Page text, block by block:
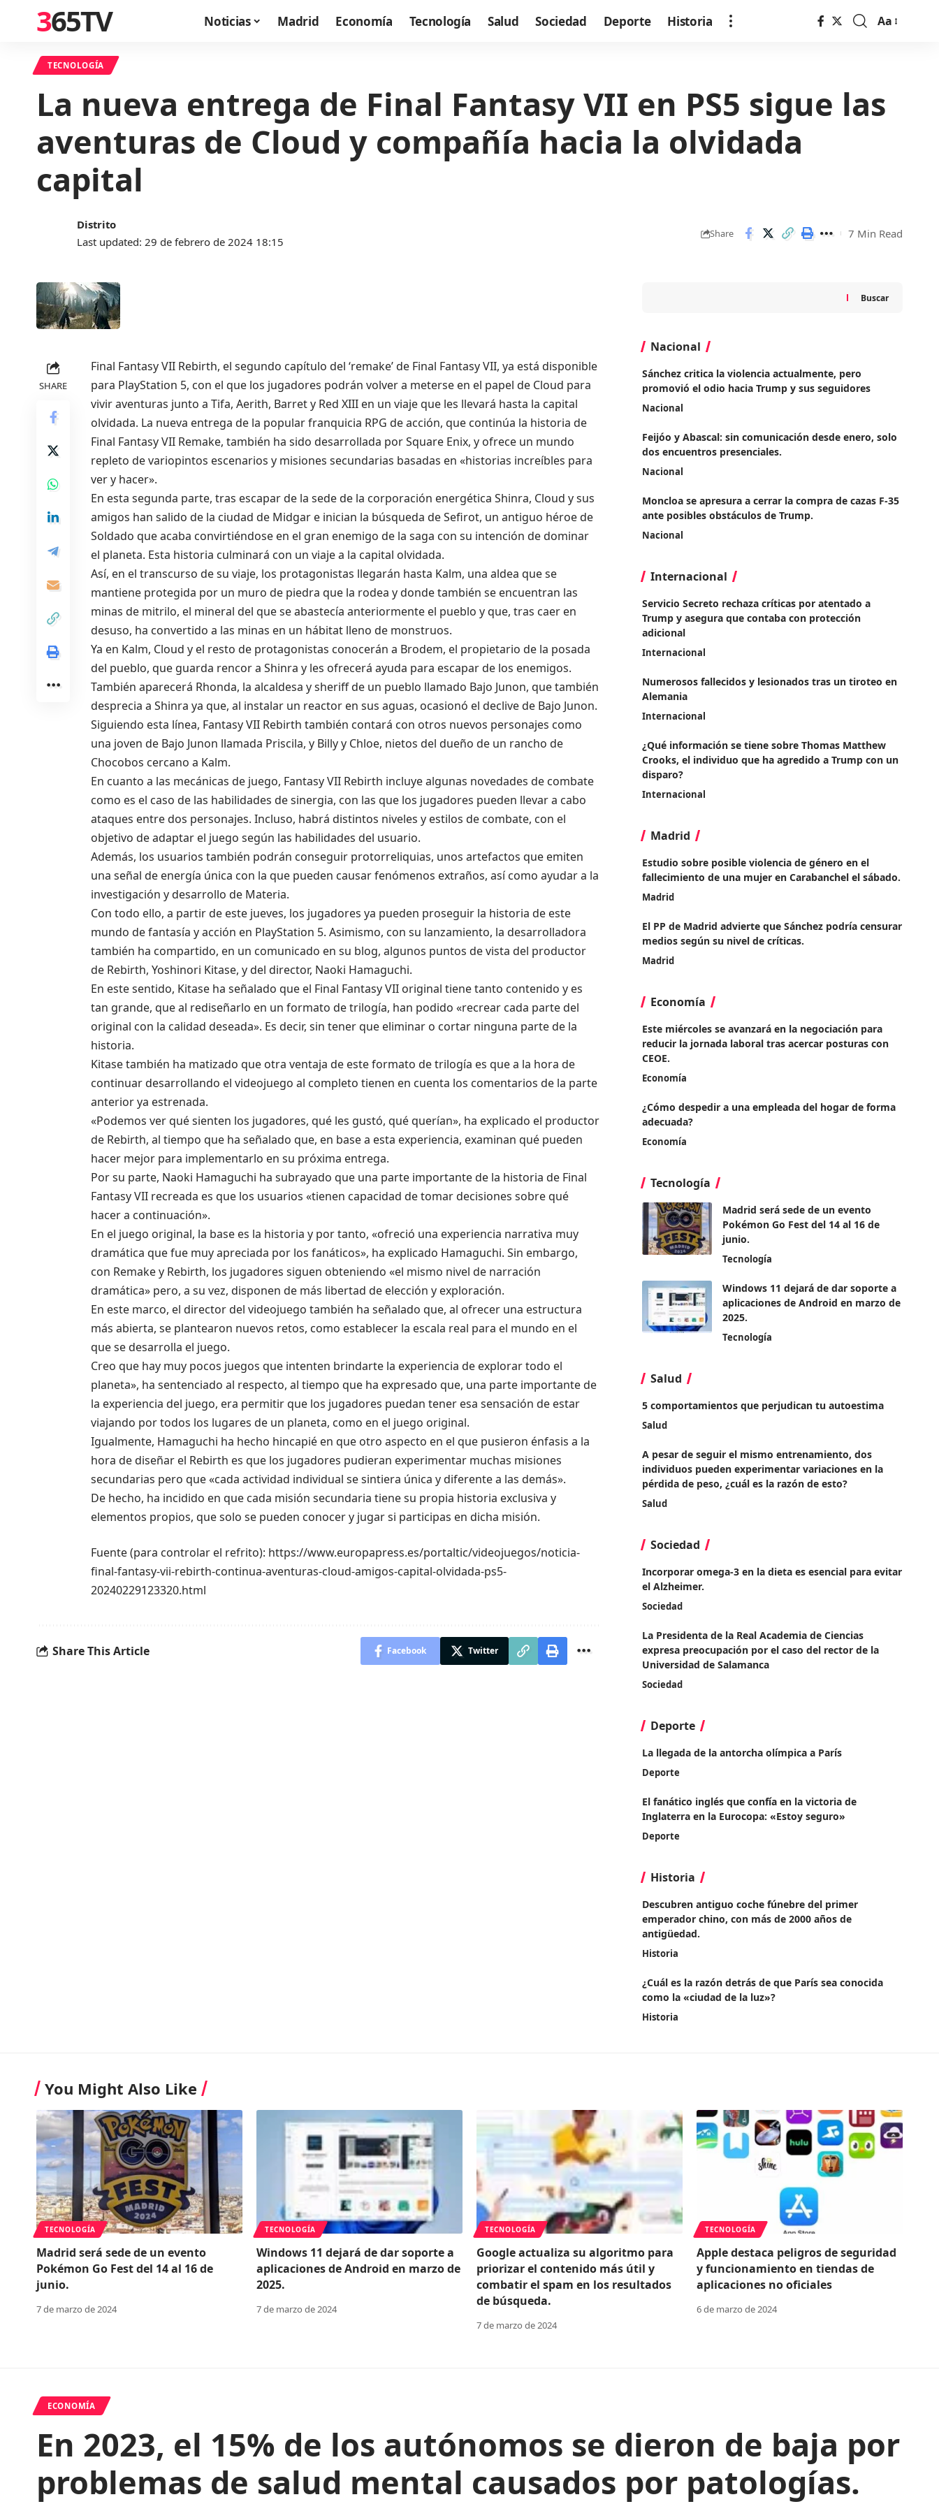
365TV Noticias Madrid Economía Tecnología Salud Sociedad Deporte Historia
Font
Aa
TECNOLOGÍA
La nueva entrega de Final Fantasy VII en PS5 sigue las
aventuras de Cloud y compañía hacia la olvidada
capital
Last updated: 29 de febrero de 2024 18:15
Distrito
Share 7 Min Read
SHARE
Final Fantasy VII Rebirth, el segundo capítulo del ‘remake’ de Final Fantasy VII, ya está disponible
para PlayStation 5, con el que los jugadores podrán volver a meterse en el papel de Cloud para
vivir aventuras junto a Tifa, Aerith, Barret y Red XIII en un viaje que les llevará hasta la capital
olvidada. La nueva entrega de la popular franquicia RPG de acción, que continúa la historia de
Final Fantasy VII Remake, también ha sido desarrollada por Square Enix, y ofrece un mundo
repleto de variopintos escenarios y misiones secundarias basadas en «historias increíbles para
ver y hacer».
En esta segunda parte, tras escapar de la sede de la corporación energética Shinra, Cloud y sus
amigos han salido de la ciudad de Midgar e inician la búsqueda de Sefirot, un antiguo héroe de
Soldado que acaba convirtiéndose en el gran enemigo de la saga con su intención de dominar
el planeta. Esta historia culminará con un viaje a la capital olvidada.
Así, en el transcurso de su viaje, los protagonistas llegarán hasta Kalm, una aldea que se
mantiene protegida por un muro de piedra que la rodea y donde también se encuentran las
minas de mitrilo, el mineral del que se abastecía anteriormente el pueblo y que, tras caer en
desuso, ha convertido a las minas en un hábitat lleno de monstruos.
Ya en Kalm, Cloud y el resto de protagonistas conocerán a Brodem, el propietario de la posada
del pueblo, que guarda rencor a Shinra y les ofrecerá ayuda para escapar de los enemigos.
También aparecerá Rhonda, la alcaldesa y sheriff de un pueblo llamado Bajo Junon, que también
desprecia a Shinra ya que, al instalar un reactor en sus aguas, ocasionó el declive de Bajo Junon.
Siguiendo esta línea, Fantasy VII Rebirth también contará con otros nuevos personajes como
una joven de Bajo Junon llamada Priscila, y Billy y Chloe, nietos del dueño de un rancho de
Chocobos cercano a Kalm.
En cuanto a las mecánicas de juego, Fantasy VII Rebirth incluye algunas novedades de combate
como es el caso de las habilidades de sinergia, con las que los jugadores pueden llevar a cabo
ataques entre dos personajes. Incluso, habrá distintos niveles y estilos de combate, con el
objetivo de adaptar el juego según las habilidades del usuario.
Además, los usuarios también podrán conseguir protorreliquias, unos artefactos que emiten
una señal de energía única con la que pueden causar fenómenos extraños, así como ayudar a la
investigación y desarrollo de Materia.
Con todo ello, a partir de este jueves, los jugadores ya pueden proseguir la historia de este
mundo de fantasía y acción en PlayStation 5. Asimismo, con su lanzamiento, la desarrolladora
también ha compartido, en un comunicado en su blog, algunos puntos de vista del productor
de Rebirth, Yoshinori Kitase, y del director, Naoki Hamaguchi.
En este sentido, Kitase ha señalado que el Final Fantasy VII original tiene tanto contenido y es
tan grande, que al rediseñarlo en un formato de trilogía, han podido «recrear cada parte del
original con la calidad deseada». Es decir, sin tener que eliminar o cortar ninguna parte de la
historia.
Kitase también ha matizado que otra ventaja de este formato de trilogía es que a la hora de
continuar desarrollando el videojuego al completo tienen en cuenta los comentarios de la parte
anterior ya estrenada.
«Podemos ver qué sienten los jugadores, qué les gustó, qué querían», ha explicado el productor
de Rebirth, al tiempo que ha señalado que, en base a esta experiencia, examinan qué pueden
hacer mejor para implementarlo en su próxima entrega.
Por su parte, Naoki Hamaguchi ha subrayado que una parte importante de la historia de Final
Fantasy VII recreada es que los usuarios «tienen capacidad de tomar decisiones sobre qué
hacer a continuación».
En el juego original, la base es la historia y por tanto, «ofreció una experiencia narrativa muy
dramática que fue muy apreciada por los fanáticos», ha explicado Hamaguchi. Sin embargo,
con Remake y Rebirth, los jugadores siguen obteniendo «el mismo nivel de narración
dramática» pero, a su vez, disponen de más libertad de elección y exploración.
En este marco, el director del videojuego también ha señalado que, al ofrecer una estructura
más abierta, se plantearon nuevos retos, como establecer la escala real para el mundo en el
que se desarrolla el juego.
Creo que hay muy pocos juegos que intenten brindarte la experiencia de explorar todo el
planeta», ha sentenciado al respecto, al tiempo que ha expresado que, una parte importante de
la experiencia del juego, era permitir que los jugadores puedan tener esa sensación de estar
viajando por todos los lugares de un planeta, como en el juego original.
Igualmente, Hamaguchi ha hecho hincapié en que otro aspecto en el que pusieron énfasis a la
hora de diseñar el Rebirth es que los jugadores pudieran experimentar muchas misiones
secundarias pero que «cada actividad individual se sintiera única y diferente a las demás».
De hecho, ha incidido en que cada misión secundaria tiene su propia historia exclusiva y
elementos propios, que solo se pueden conocer y jugar si participas en dicha misión.
Fuente (para controlar el refrito): https://www.europapress.es/portaltic/videojuegos/noticia-
final-fantasy-vii-rebirth-continua-aventuras-cloud-amigos-capital-olvidada-ps5-
20240229123320.html
Share This Article Facebook Twitter
Buscar
Nacional
Sánchez critica la violencia actualmente, pero
promovió el odio hacia Trump y sus seguidores
Nacional
Feijóo y Abascal: sin comunicación desde enero, solo
dos encuentros presenciales.
Nacional
Moncloa se apresura a cerrar la compra de cazas F-35
ante posibles obstáculos de Trump.
Nacional
Internacional
Servicio Secreto rechaza críticas por atentado a
Trump y asegura que contaba con protección
adicional
Internacional
Numerosos fallecidos y lesionados tras un tiroteo en
Alemania
Internacional
¿Qué información se tiene sobre Thomas Matthew
Crooks, el individuo que ha agredido a Trump con un
disparo?
Internacional
Madrid
Estudio sobre posible violencia de género en el
fallecimiento de una mujer en Carabanchel el sábado.
Madrid
El PP de Madrid advierte que Sánchez podría censurar
medios según su nivel de críticas.
Madrid
Economía
Este miércoles se avanzará en la negociación para
reducir la jornada laboral tras acercar posturas con
CEOE.
Economía
¿Cómo despedir a una empleada del hogar de forma
adecuada?
Economía
Tecnología
Madrid será sede de un evento
Pokémon Go Fest del 14 al 16 de
junio.
Tecnología
Windows 11 dejará de dar soporte a
aplicaciones de Android en marzo de
2025.
Tecnología
Salud
5 comportamientos que perjudican tu autoestima
Salud
A pesar de seguir el mismo entrenamiento, dos
individuos pueden experimentar variaciones en la
pérdida de peso, ¿cuál es la razón de esto?
Salud
Sociedad
Incorporar omega-3 en la dieta es esencial para evitar
el Alzheimer.
Sociedad
La Presidenta de la Real Academia de Ciencias
expresa preocupación por el caso del rector de la
Universidad de Salamanca
Sociedad
Deporte
La llegada de la antorcha olímpica a París
Deporte
El fanático inglés que confía en la victoria de
Inglaterra en la Eurocopa: «Estoy seguro»
Deporte
Historia
Descubren antiguo coche fúnebre del primer
emperador chino, con más de 2000 años de
antigüedad.
Historia
¿Cuál es la razón detrás de que París sea conocida
como la «ciudad de la luz»?
Historia
You Might Also Like
TECNOLOGÍA
Madrid será sede de un evento
Pokémon Go Fest del 14 al 16 de
junio.
7 de marzo de 2024
TECNOLOGÍA
Windows 11 dejará de dar soporte a
aplicaciones de Android en marzo de
2025.
7 de marzo de 2024
TECNOLOGÍA
Google actualiza su algoritmo para
priorizar el contenido más útil y
combatir el spam en los resultados
de búsqueda.
7 de marzo de 2024
TECNOLOGÍA
Apple destaca peligros de seguridad
y funcionamiento en tiendas de
aplicaciones no oficiales
6 de marzo de 2024
ECONOMÍA
En 2023, el 15% de los autónomos se dieron de baja por
problemas de salud mental causados por patologías.